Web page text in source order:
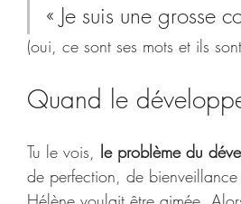
« Je suis une grosse
(oui, ce sont ses mots et ils
Quand le
Tu le vois, le problème du
de perfection, de